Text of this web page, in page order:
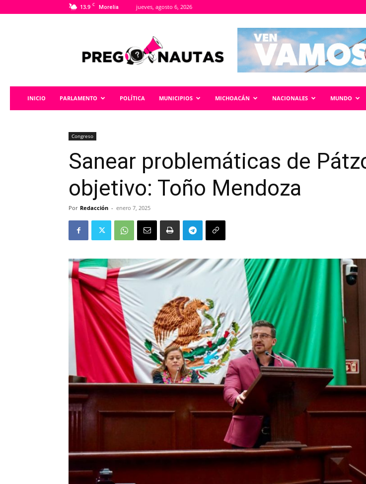
13.9 C Morelia jueves, agosto 6, 2026
INICIO PARLAMENTO POLÍTICA MUNICIPIOS MICHOACÁN NACIONALES MUNDO
Congreso
Sanear problemáticas de
objetivo: Toño Mendoza
Por Redacción - enero 7, 2025